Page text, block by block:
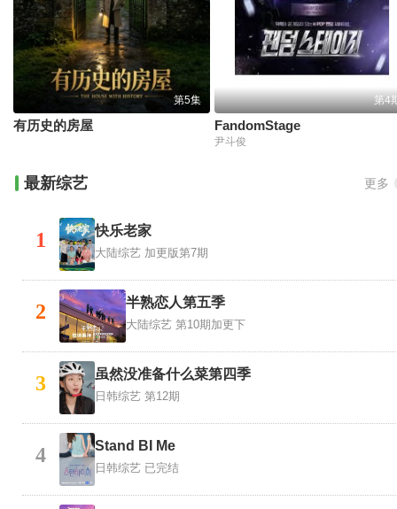
第5集
有历史的房屋
第4
FandomStage
尹斗俊
最新综艺 更多
1 快乐老家
大陆综艺 加更版第7期
2 半熟恋人第五季
大陆综艺 第10期加更下
3 虽然没准备什么菜第四季
日韩综艺 第12期
4 Stand BI Me
日韩综艺 已完结